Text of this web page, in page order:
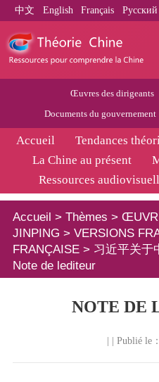
中文 English Français Pусский
Œuvres des dirigeants
Documents du gouvernement
Accueil Tendances
La Chine au présent
Ressources
Accueil > Thèmes >
JINPING > VERSIONS
FRANÇAISE> 习近平关于
Note de lediteur
NOTE DE
| | Publié le